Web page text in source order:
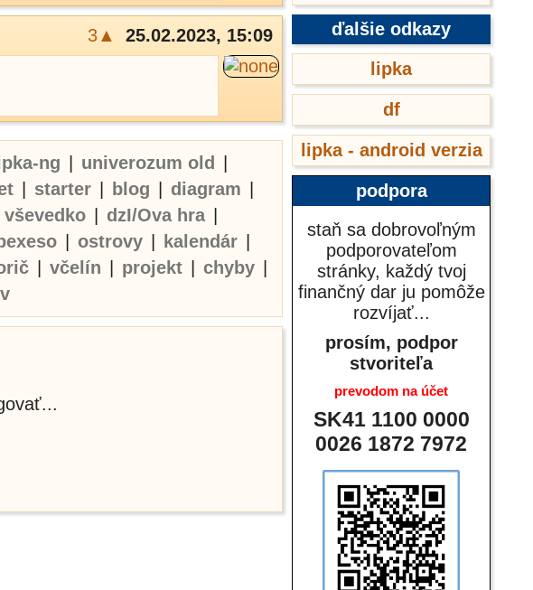
3▲
25.02.2023, 15:09
ng univerozum old
starter blog diagram
vševedko dzI/Ova hra
ostrovy kalendár
včelín projekt chyby
ďalšie odkazy
lipka
df
lipka - android verzia
podpora
staň sa dobrovoľným
podporovateľom
stránky, každý tvoj
finančný dar ju pomôže
rozvíjať...
prosím, podpor
stvoriteľa
prevodom na účet
SK41 1100 0000
0026 1872 7972